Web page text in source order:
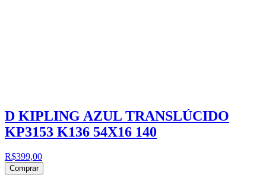
D KIPLING AZUL TRANSLÚCIDO
KP3153 K136 54X16 140
R$399,00
Comprar